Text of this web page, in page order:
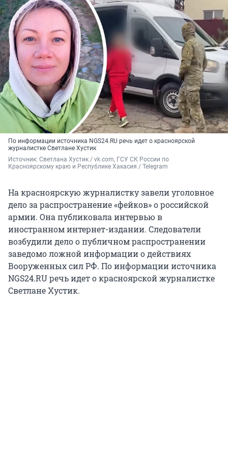
По информации источника NGS24.RU речь идет о красноярской
журналистке Светлане Хустик
Источник: Светлана Хустик / vk.com, ГСУ СК России по
Красноярскому краю и Республике Хакасия / Telegram
На красноярскую журналистку завели уголовное
дело за распространение «фейков» о российской
армии. Она публиковала интервью в
иностранном интернет-издании. Следователи
возбудили дело о публичном распространении
заведомо ложной информации о действиях
Вооруженных сил РФ. По информации источника
NGS24.RU речь идет о красноярской журналистке
Светлане Хустик.